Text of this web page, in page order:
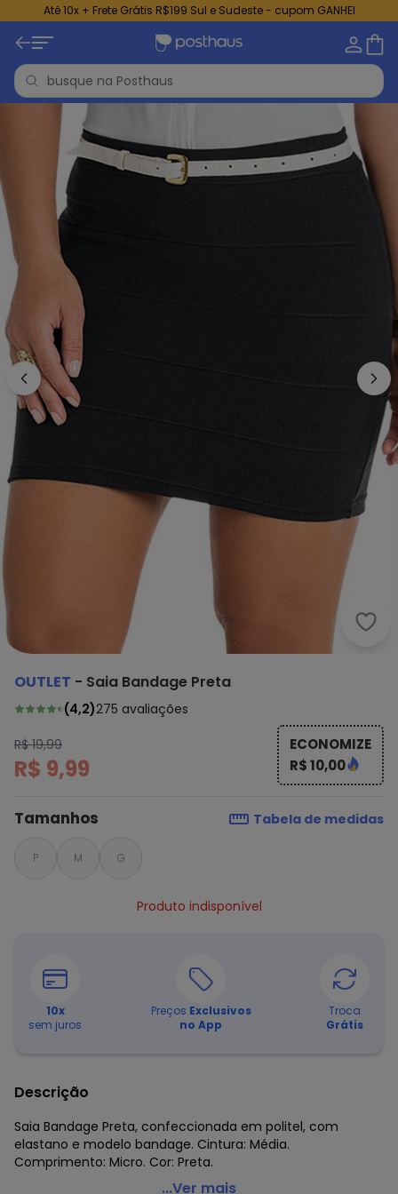
Até 10x + Frete Grátis R$199 Sul e Sudeste - cupom GANHEI
OUTLET - Saia Bandage Preta
(4,2)275 avaliações
R$ 19,99
R$ 9,99
ECONOMIZE
R$ 10,00
Tamanhos Tabela de medidas
P M G
Produto indisponível
10x
sem juros
Preços Exclusivos
no App
Troca
Grátis
Descrição
Saia Bandage Preta, confeccionada em politel, com
elastano e modelo bandage. Cintura: Média.
Comprimento: Micro. Cor: Preta.
Outlet - Saia Bandage Preta...Ver mais